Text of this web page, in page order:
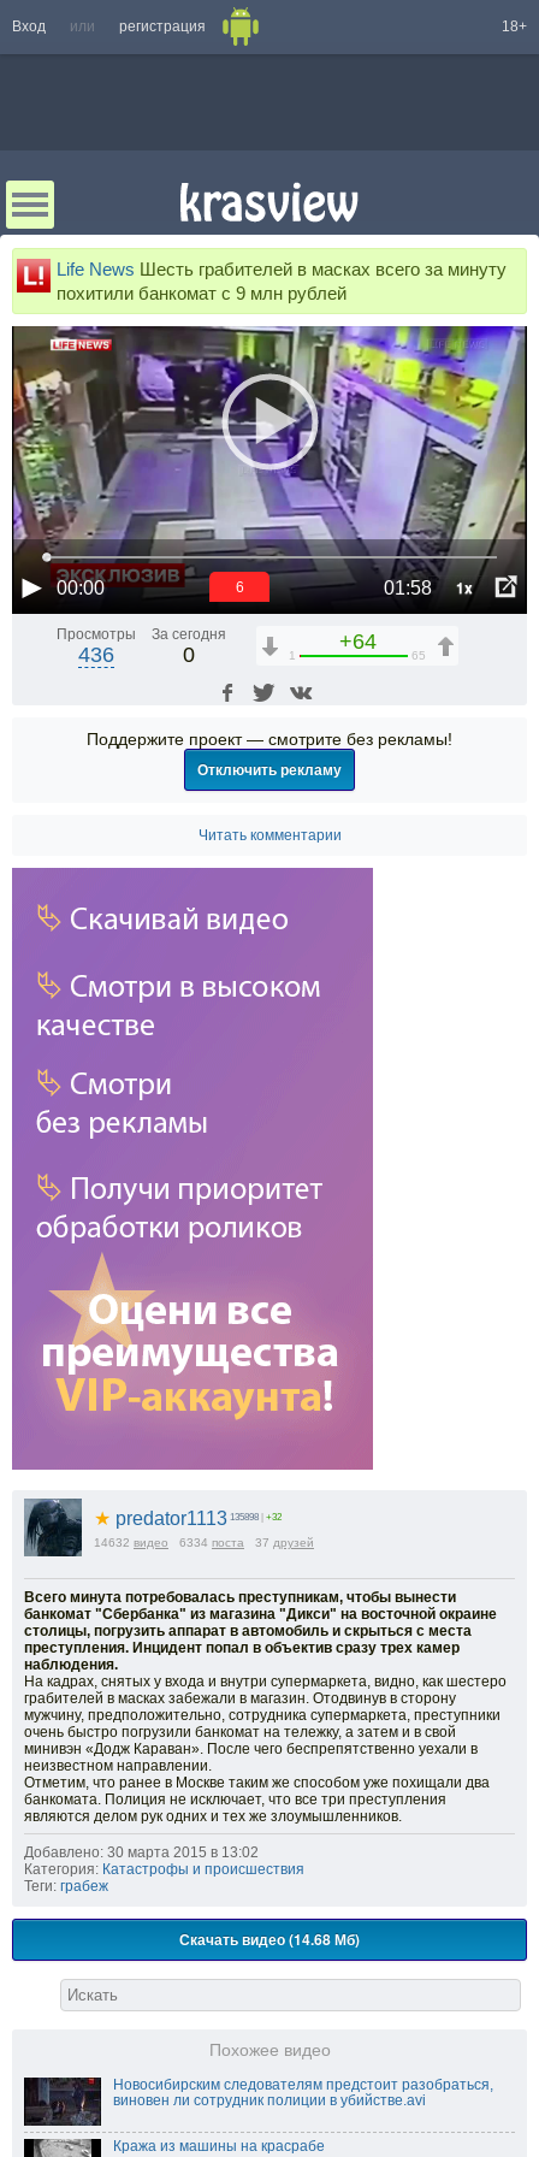
Вход или регистрация 18+
Life News Шесть грабителей в масках всего за минуту
похитили банкомат с 9 млн рублей
00:00 01:58 1x
6
Просмотры
436
За сегодня
0
+64
1 65
Поддержите проект — смотрите без рекламы!
Отключить рекламу
Читать комментарии
★ predator1113 135898 +32
14632 видео 6334 поста 37 друзей
Всего минута потребовалась преступникам, чтобы вынести
банкомат "Сбербанка" из магазина "Дикси" на восточной окраине
столицы, погрузить аппарат в автомобиль и скрыться с места
преступления. Инцидент попал в объектив сразу трех камер
наблюдения.
На кадрах, снятых у входа и внутри супермаркета, видно, как шестеро
грабителей в масках забежали в магазин. Отодвинув в сторону
мужчину, предположительно, сотрудника супермаркета, преступники
очень быстро погрузили банкомат на тележку, а затем и в свой
минивэн «Додж Караван». После чего беспрепятственно уехали в
неизвестном направлении.
Отметим, что ранее в Москве таким же способом уже похищали два
банкомата. Полиция не исключает, что все три преступления
являются делом рук одних и тех же злоумышленников.
Добавлено: 30 марта 2015 в 13:02
Категория: Катастрофы и происшествия
Теги: грабеж
Скачать видео (14.68 Мб)
Похожее видео
Новосибирским следователям предстоит разобраться,
виновен ли сотрудник полиции в убийстве.avi
Кража из машины на красрабе